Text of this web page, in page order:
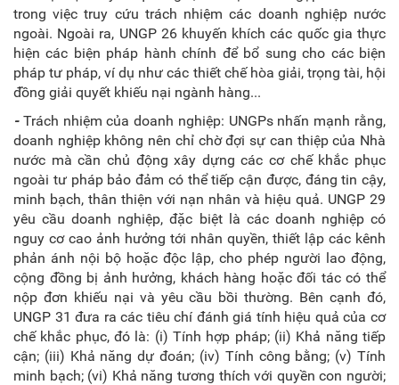
trong việc truy cứu trách nhiệm các doanh nghiệp nước
ngoài. Ngoài ra, UNGP 26 khuyến khích các quốc gia thực
hiện các biện pháp hành chính để bổ sung cho các biện
pháp tư pháp, ví dụ như các thiết chế hòa giải, trọng tài, hội
đồng giải quyết khiếu nại ngành hàng...
- Trách nhiệm của doanh nghiệp: UNGPs nhấn mạnh rằng,
doanh nghiệp không nên chỉ chờ đợi sự can thiệp của Nhà
nước mà cần chủ động xây dựng các cơ chế khắc phục
ngoài tư pháp bảo đảm có thể tiếp cận được, đáng tin cậy,
minh bạch, thân thiện với nạn nhân và hiệu quả. UNGP 29
yêu cầu doanh nghiệp, đặc biệt là các doanh nghiệp có
nguy cơ cao ảnh hưởng tới nhân quyền, thiết lập các kênh
phản ánh nội bộ hoặc độc lập, cho phép người lao động,
cộng đồng bị ảnh hưởng, khách hàng hoặc đối tác có thể
nộp đơn khiếu nại và yêu cầu bồi thường. Bên cạnh đó,
UNGP 31 đưa ra các tiêu chí đánh giá tính hiệu quả củacơ
chế khắc phục, đó là: (i) Tính hợp pháp; (ii) Khả năng tiếp
cận; (iii) Khả năng dự đoán; (iv) Tính công bằng; (v) Tính
minh bạch; (vi) Khả năng tương thích với quyền con người;